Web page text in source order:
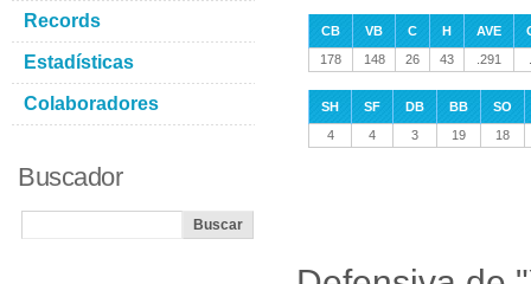
CB VB C H AVE
178
148 26 43 .291
SH SF DB BB
SO
4
4 3 19 18
Records
Estadísticas
Colaboradores
Buscador